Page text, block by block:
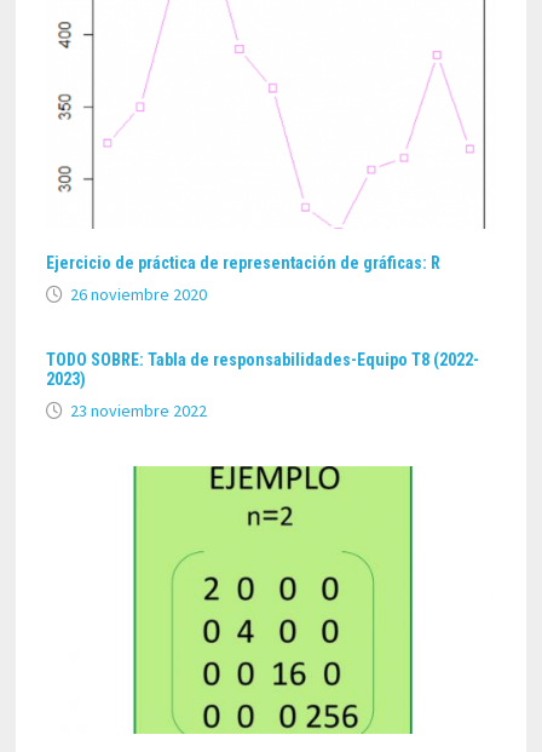
Ejercicio de práctica de representación de gráficas: R
26 noviembre 2020
TODO SOBRE: Tabla de responsabilidades-Equipo T8 (2022-
2023)
23 noviembre 2022